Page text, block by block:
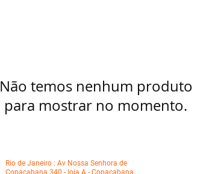
Não temos nenhum produto
para mostrar no momento.
Rio de Janeiro : Av Nossa Senhora de